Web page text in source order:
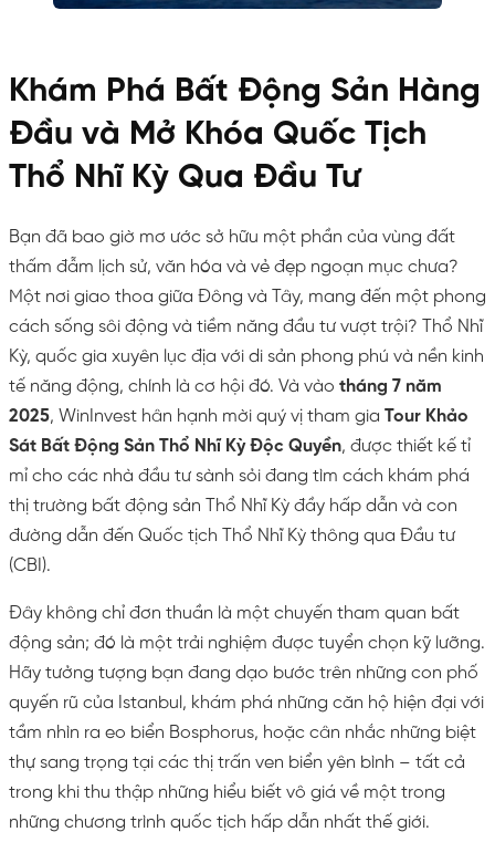
Khám Phá Bất Động Sản Hàng
Đầu và Mở Khóa Quốc Tịch
Thổ Nhĩ Kỳ Qua Đầu Tư
Bạn đã bao giờ mơ ước sở hữu một phần của vùng đất
thấm đẫm lịch sử, văn hóa và vẻ đẹp ngoạn mục chưa?
Một nơi giao thoa giữa Đông và Tây, mang đến một phong
cách sống sôi động và tiềm năng đầu tư vượt trội? Thổ Nhĩ
Kỳ, quốc gia xuyên lục địa với di sản phong phú và nền kinh
tế năng động, chính là cơ hội đó. Và vào tháng 7 năm
2025, WinInvest hân hạnh mời quý vị tham gia Tour Khảo
Sát Bất Động Sản Thổ Nhĩ Kỳ Độc Quyền, được thiết kế tỉ
mỉ cho các nhà đầu tư sành sỏi đang tìm cách khám phá
thị trường bất động sản Thổ Nhĩ Kỳ đầy hấp dẫn và con
đường dẫn đến Quốc tịch Thổ Nhĩ Kỳ thông qua Đầu tư
(CBI).
Đây không chỉ đơn thuần là một chuyến tham quan bất
động sản; đó là một trải nghiệm được tuyển chọn kỹ lưỡng.
Hãy tưởng tượng bạn đang dạo bước trên những con phố
quyến rũ của Istanbul, khám phá những căn hộ hiện đại với
tầm nhìn ra eo biển Bosphorus, hoặc cân nhắc những biệt
thự sang trọng tại các thị trấn ven biển yên bình – tất cả
trong khi thu thập những hiểu biết vô giá về một trong
những chương trình quốc tịch hấp dẫn nhất thế giới.